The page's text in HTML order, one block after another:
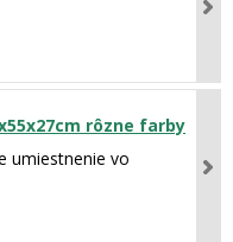
rôzne farby
umiestnenie vo